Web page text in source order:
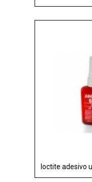
loctite adesivo